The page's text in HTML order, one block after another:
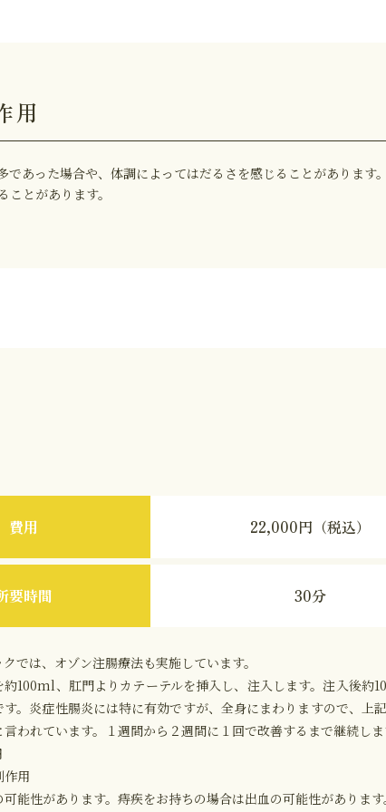
用
であった場合や、体調によってはだるさを感じることがあります
ことがあります。
費用 22,000円（税込）
要時間 30分
では、オゾン注腸療法も実施しています。
約100ml、肛門よりカテーテルを挿入し、注入します。注入後約
す。炎症性腸炎には特に有効ですが、全身にまわりますので、上
言われています。１週間から２週間に１回で改善するまで継続し
作用
可能性があります。痔疾をお持ちの場合は出血の可能性があります